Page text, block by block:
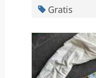
Gratis